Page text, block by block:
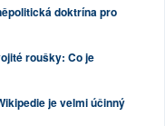
doktrína pro
roušky: Co je
je velmi účinný